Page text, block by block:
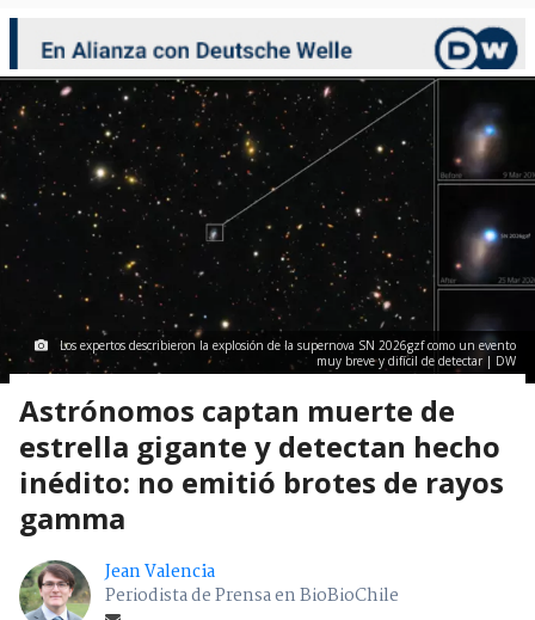
Los expertos describieron la explosión de la supernova SN 2026gzf como un evento
muy breve y difícil de detectar | DW
Astrónomos captan muerte de
estrella gigante y detectan hecho
inédito: no emitió brotes de rayos
gamma
Jean Valencia
Periodista de Prensa en BioBioChile